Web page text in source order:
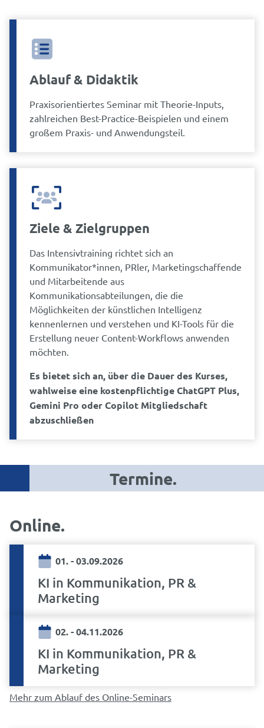
Ablauf & Didaktik
Praxisorientiertes Seminar mit Theorie-Inputs,
zahlreichen Best-Practice-Beispielen und einem
großem Praxis- und Anwendungsteil.
Ziele & Zielgruppen
Das Intensivtraining richtet sich an
Kommunikator*innen, PRler, Marketingschaffende
und Mitarbeitende aus
Kommunikationsabteilungen, die die
Möglichkeiten der künstlichen Intelligenz
kennenlernen und verstehen und KI-Tools für die
Erstellung neuer Content-Workflows anwenden
möchten.
Es bietet sich an, über die Dauer des Kurses,
wahlweise eine kostenpflichtige ChatGPT Plus,
Gemini Pro oder Copilot Mitgliedschaft
abzuschließen
Termine.
Online
01. - 03.09.2026
KI in Kommunikation, PR &
Marketing
02. - 04.11.2026
KI in Kommunikation, PR &
Marketing
Mehr zum Ablauf des Online-Seminars